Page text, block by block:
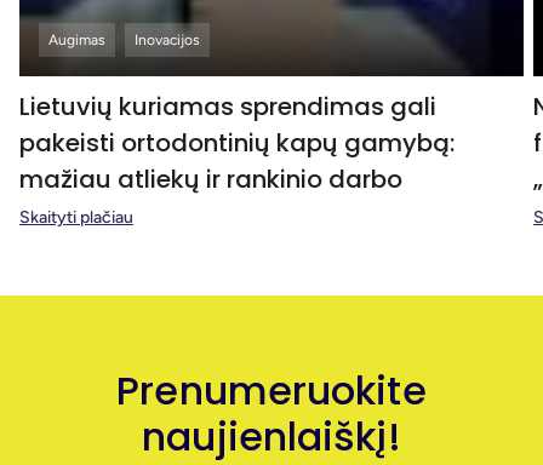
Augimas Inovacijos
Lietuvių kuriamas sprendimas gali
pakeisti ortodontinių kapų gamybą:
mažiau atliekų ir rankinio darbo
Skaityti plačiau
Prenumeruokite
naujienlaiškį!